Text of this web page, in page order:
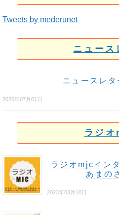
Tweets by mederunet
ニュース
ニュースレ
2026年07月01日
ラジ
ラジオmjcイン
あまの
2023年03月10日